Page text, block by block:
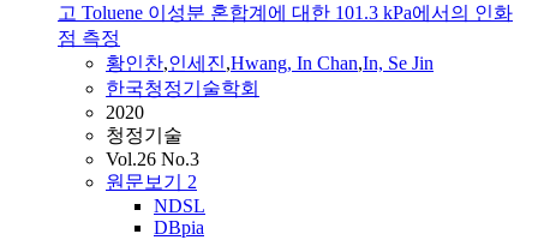
고 Toluene 이성분 혼합계에 대한 101.3 kPa에서의 인화
점 측정
황인찬,인세진,Hwang, In Chan,In, Se Jin
한국청정기술학회
2020
청정기술
Vol.26 No.3
원문보기 2
NDSL
DBpia